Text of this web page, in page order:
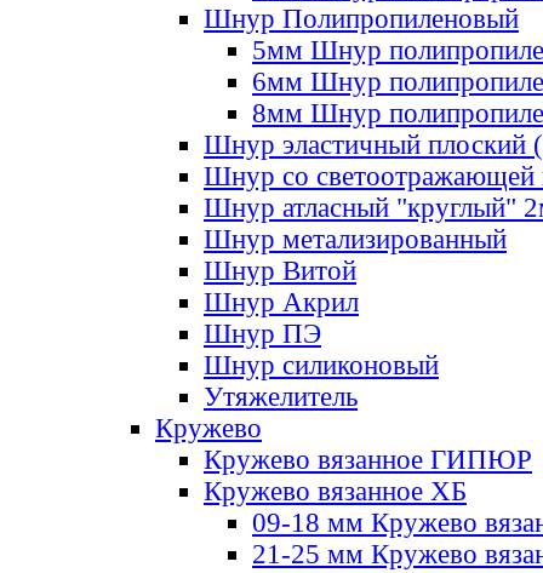
Шнур Полипропиленовый
5мм Шнур
6мм Шнур
8мм Шнур
Шнур эластичный плоский
Шнур со светоотражающей
Шнур атласный "круглый"
Шнур метализированный
Шнур Витой
Шнур Акрил
Шнур ПЭ
Шнур силиконовый
Утяжелитель
Кружево
Кружево вязанное ГИПЮР
Кружево вязанное ХБ
09-18 мм Кружево
21-25 мм Кружево